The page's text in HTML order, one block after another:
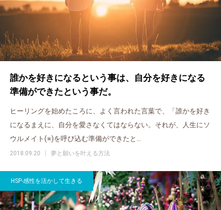
誰かを好きになるという事は、自分を好きになる
準備ができたという事だ。
ヒーリングを始めたころに、よく言われた言葉で、「誰かを好き
になるまえに、自分を愛さなくてはならない。それが、人生にソ
ウルメイト(※)を呼び込む準備ができたと…
2018.09.20 夢と願いを叶える方法
HSP-感性を活かして生きる